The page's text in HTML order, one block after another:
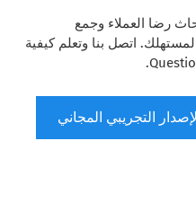
رضا العملاء وجمع
اتصل بنا وتعلم كيفية
التجريبي المجاني